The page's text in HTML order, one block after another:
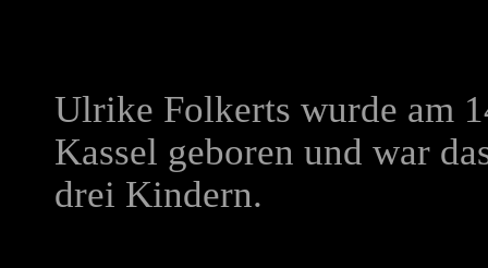
Ulrike Folkerts wurde am
Kassel geboren und war
drei Kindern.